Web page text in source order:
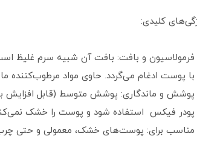
کلیدی:
فرمولاسیون و بافت: بافت آن شبیه سرم غلیظ
با پوست ادغام می‌گردد. حاوی مواد مرطوب‌کننده
پودر فیکس استفاده شود و پوست را خشک